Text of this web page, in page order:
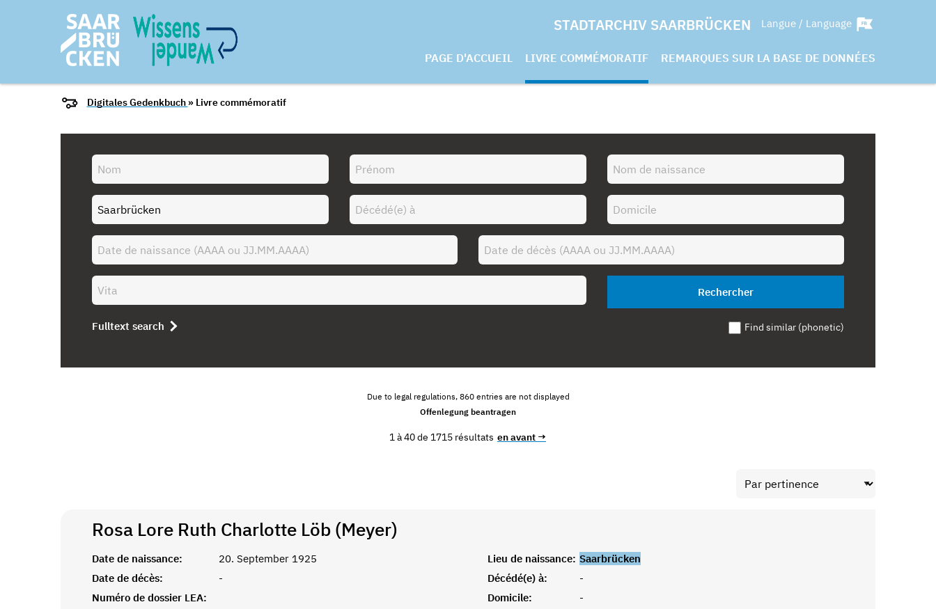
STADTARCHIV SAARBRÜCKEN Langue / Language
PAGE D'ACCUEIL LIVRE COMMÉMORATIF REMARQUES SUR LA BASE DE DONNÉES
Digitales Gedenkbuch » Livre commémoratif
Rechercher
Fulltext search Find similar (phonetic)
Due to legal regulations, 860 entries are not displayed
Offenlegung beantragen
1 à 40 de 1715 résultats en avant →
Rosa Lore Ruth Charlotte Löb (Meyer)
Date de naissance: 20. September 1925 Lieu de naissance: Saarbrücken
Date de décès:
- Décédé(e) à:
-
Numéro de dossier LEA:
Domicile:
-